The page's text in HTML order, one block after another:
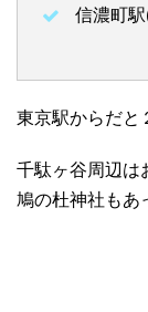
信濃町
東京駅からだと
千駄ヶ谷周辺は
鳩の杜神社もあ